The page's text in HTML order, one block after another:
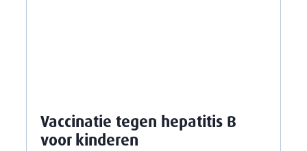
Vaccinatie tegen hepatitis B
voor kinderen